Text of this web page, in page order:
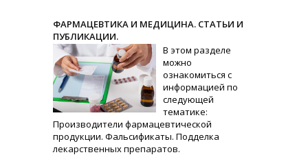
ФАРМАЦЕВТИКА И МЕДИЦИНА. СТАТЬИ И
ПУБЛИКАЦИИ.
В этом разделе
можно
ознакомиться с
информацией по
следующей
тематике:
Производители фармацевтической
продукции. Фальсификаты. Подделка
лекарственных препаратов.